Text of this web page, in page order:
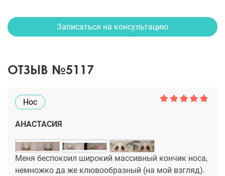
Записаться на консультацию
ОТЗЫВ №5117
Нос
АНАСТАСИЯ
Меня беспокоил широкий массивный кончик носа,
немножко да же клювообразный (на мой взгляд).